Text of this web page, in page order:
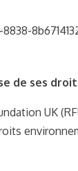
de ses
UK